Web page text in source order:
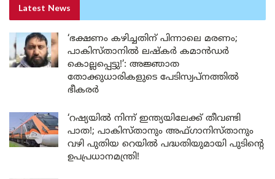
Latest News
‘ഭക്ഷണം കഴിച്ചതിന് പിന്നാലെ മരണം;
പാകിസ്താനിൽ ലഷ്കർ കമാൻഡർ
കൊല്ലപ്പെട്ടു!’: അജ്ഞാത
തോക്കുധാരികളുടെ പേടിസ്വപ്നത്തിൽ
ഭീകരർ
‘റഷ്യയിൽ നിന്ന് ഇന്ത്യയിലേക്ക് തീവണ്ടി
പാത!; പാകിസ്താനും അഫ്ഗാനിസ്താനും
വഴി പുതിയ റെയിൽ പദ്ധതിയുമായി പുടിന്റെ
ഉപപ്രധാനമന്ത്രി!